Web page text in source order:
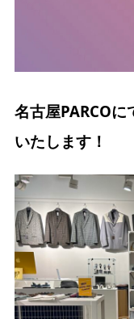
名古屋PARCO
いたします！